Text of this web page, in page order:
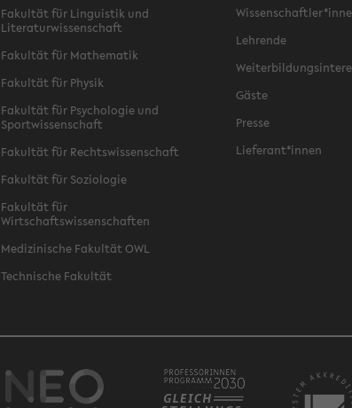
Fakultät für Linguistik und
Literaturwissenschaft
Fakultät für Mathematik
Fakultät für Physik
Fakultät für Psychologie und
Sportwissenschaft
Fakultät für Rechtswissenschaft
Fakultät für Soziologie
Fakultät für
Wirtschaftswissenschaften
Medizinische Fakultät OWL
Technische Fakultät
Lehrende
Gäste
Presse
Lieferant*innen